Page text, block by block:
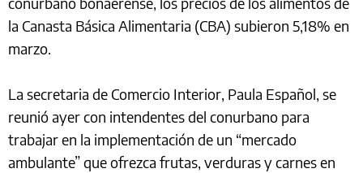
la Canasta Básica Alimentaria (CBA) subieron 5,18% en
marzo.
La secretaria de Comercio Interior, Paula Español, se
reunió ayer con intendentes del conurbano para
trabajar en la implementación de un “mercado
ambulante” que ofrezca frutas, verduras y carnes en